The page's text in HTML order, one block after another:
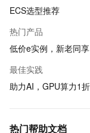
ECS选型推荐
热门产品
低价e实例，新老同享
最佳实践
助力AI，GPU算力1
热门帮助文档